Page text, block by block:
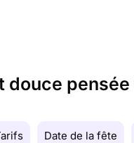
douce
Date de la fête